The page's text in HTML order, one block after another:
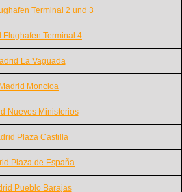
Terminal 2 und 3
Flughafen Terminal 4
La Vaguada
Madrid Moncloa
Nuevos Ministerios
Plaza Castilla
Plaza de España
Pueblo Barajas